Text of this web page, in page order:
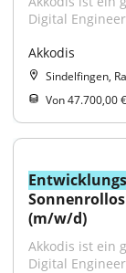
Digital
Akkodis
Sindelfingen,
Von 47.700,00
(m/w/d)
Akkodis ist ein
Digital